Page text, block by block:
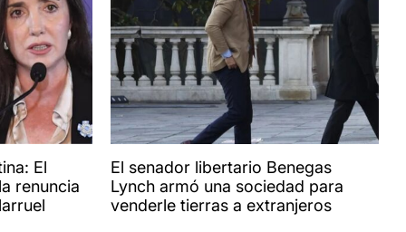
El
renuncia
El senador libertario Benegas
Lynch armó una sociedad para
venderle tierras a extranjeros